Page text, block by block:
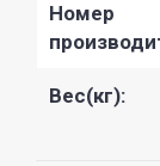
Номер
Вес(кг):